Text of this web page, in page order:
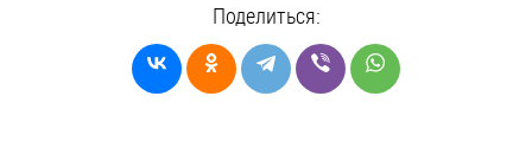
Поделиться: